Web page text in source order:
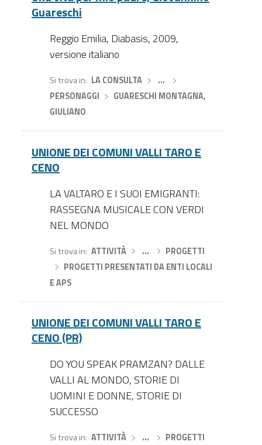
Guareschi
Reggio Emilia, Diabasis, 2009,
versione italiano
Si trova in LA CONSULTA› …
PERSONAGGI
GUARESCHI MONTAGNA,
GIULIANO
UNIONE DEI COMUNI VALLI TARO E
CENO
LA VALTARO E I SUOI EMIGRANTI:
RASSEGNA MUSICALE CON VERDI
NEL MONDO
Si trova in ATTIVITÀ› …
PROGETTI
PROGETTI PRESENTATI DA ENTI LOCALI
E APS
UNIONE DEI COMUNI VALLI TARO E
CENO (PR)
DO YOU SPEAK PRAMZAN? DALLE
VALLI AL MONDO, STORIE DI
UOMINI E DONNE, STORIE DI
SUCCESSO
Si trova in ATTIVITÀ› …
PROGETTI